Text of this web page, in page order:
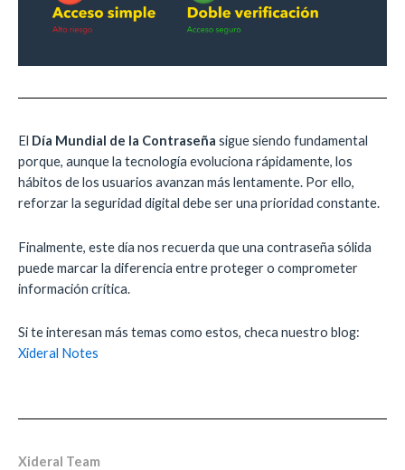
El Día Mundial de la Contraseña sigue siendo fundamental
porque, aunque la tecnología evoluciona rápidamente, los
hábitos de los usuarios avanzan más lentamente. Por ello,
reforzar la seguridad digital debe ser una prioridad constante.
Finalmente, este día nos recuerda que una contraseña sólida
puede marcar la diferencia entre proteger o comprometer
información crítica.
Si te interesan más temas como estos, checa nuestro blog:
Xideral Notes
Xideral Team